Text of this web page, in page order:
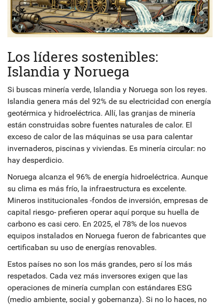
Los líderes sostenibles:
Islandia y Noruega
Si buscas minería verde, Islandia y Noruega son los reyes.
Islandia genera más del 92% de su electricidad con energía
geotérmica y hidroeléctrica. Allí, las granjas de minería
están construidas sobre fuentes naturales de calor. El
exceso de calor de las máquinas se usa para calentar
invernaderos, piscinas y viviendas. Es minería circular: no
hay desperdicio.
Noruega alcanza el 96% de energía hidroeléctrica. Aunque
su clima es más frío, la infraestructura es excelente.
Mineros institucionales -fondos de inversión, empresas de
capital riesgo- prefieren operar aquí porque su huella de
carbono es casi cero. En 2025, el 78% de los nuevos
equipos instalados en Noruega fueron de fabricantes que
certificaban su uso de energías renovables.
Estos países no son los más grandes, pero sí los más
respetados. Cada vez más inversores exigen que las
operaciones de minería cumplan con estándares ESG
(medio ambiente, social y gobernanza). Si no lo haces, no